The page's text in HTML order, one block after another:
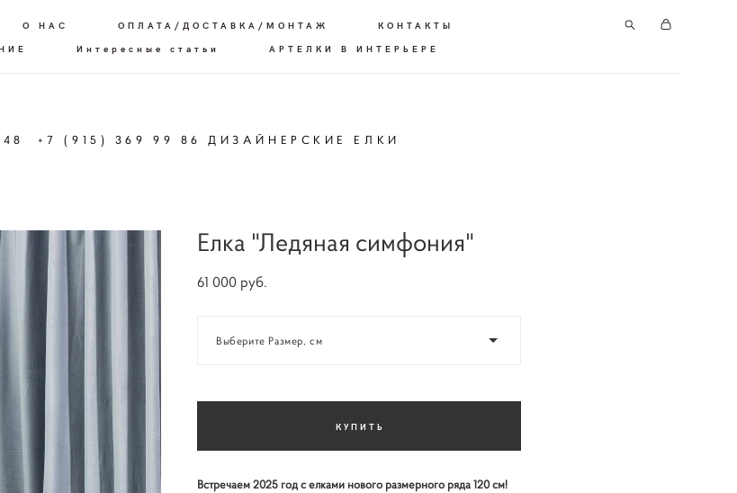
О НАС ОПЛАТА/ДОСТАВКА/МОНТАЖ
КОНТАКТЫ
Интересные статьи АРТЕЛКИ В ИНТЕРЬЕРЕ
48 +7 (915) 369 99 86 ДИЗАЙНЕРСКИЕ ЕЛКИ
Елка "Ледяная симфония"
61 000 pуб.
Выберите Размер, см
КУПИТЬ
Встречаем 2025 год с елками нового размерного ряда 120 см!